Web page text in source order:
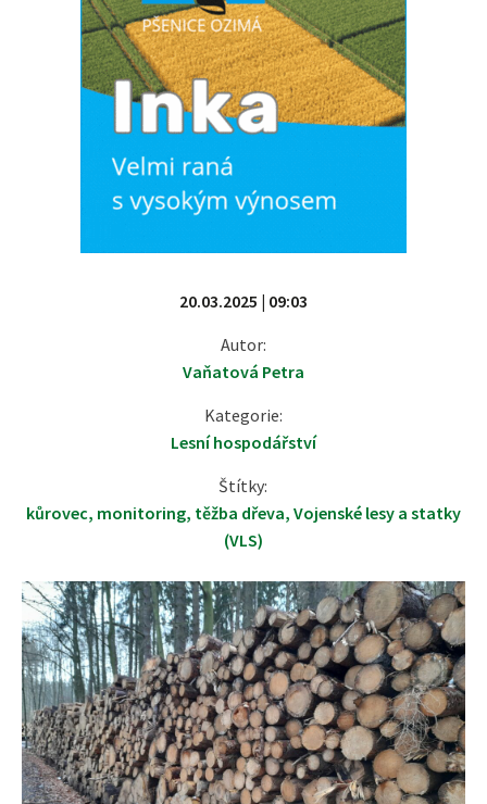
20.03.2025 | 09:03
Autor:
Vaňatová Petra
Kategorie:
Lesní hospodářství
Štítky:
kůrovec, monitoring, těžba dřeva, Vojenské lesy a statky
(VLS)